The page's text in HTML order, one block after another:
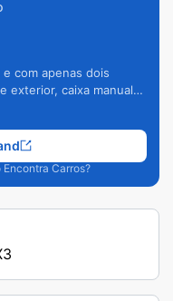
com apenas dois
exterior, caixa manual
Carros?